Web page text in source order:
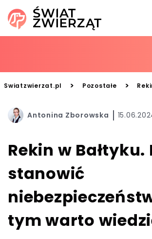
Swiatzwierzat.pl > Pozostałe >
Antonina Zborowska
Rekin w Bałtyku.
stanowić
tym warto